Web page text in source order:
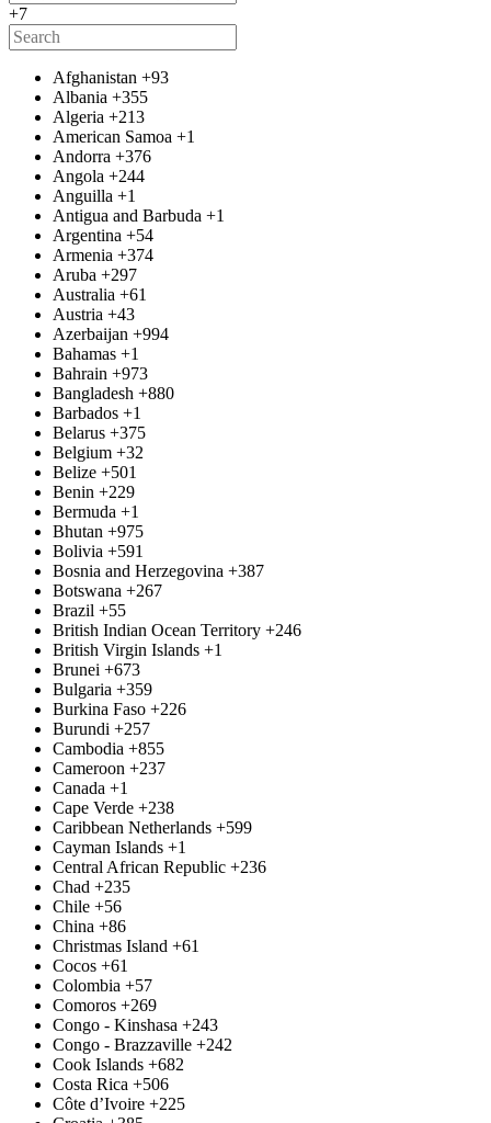
+7
Afghanistan +93
Albania +355
Algeria +213
American Samoa +1
Andorra +376
Angola +244
Anguilla +1
Antigua and Barbuda +1
Argentina +54
Armenia +374
Aruba +297
Australia +61
Austria +43
Azerbaijan +994
Bahamas +1
Bahrain +973
Bangladesh +880
Barbados +1
Belarus +375
Belgium +32
Belize +501
Benin +229
Bermuda +1
Bhutan +975
Bolivia +591
Bosnia and Herzegovina +387
Botswana +267
Brazil +55
British Indian Ocean Territory +246
British Virgin Islands +1
Brunei +673
Bulgaria +359
Burkina Faso +226
Burundi +257
Cambodia +855
Cameroon +237
Canada +1
Cape Verde +238
Caribbean Netherlands +599
Cayman Islands +1
Central African Republic +236
Chad +235
Chile +56
China +86
Christmas Island +61
Cocos +61
Colombia +57
Comoros +269
Congo - Kinshasa +243
Congo - Brazzaville +242
Cook Islands +682
Costa Rica +506
Côte d’Ivoire +225